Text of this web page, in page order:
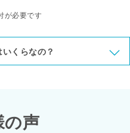
が必要です
くらなの？
の声